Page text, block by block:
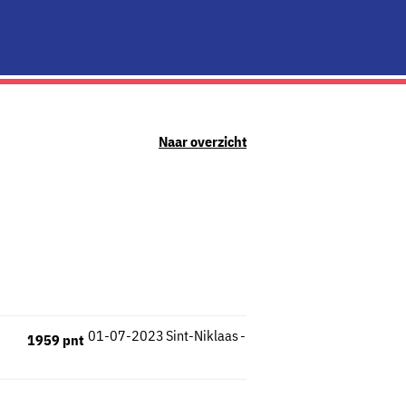
Naar overzicht
Sint-Niklaas
1959 pnt -
01-07-2023